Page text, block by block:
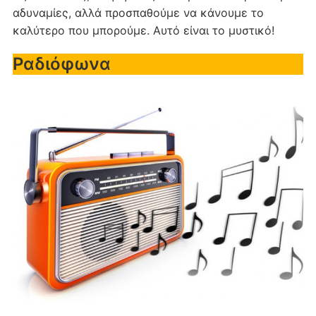
αδυναμίες, αλλά προσπαθούμε να κάνουμε το
καλύτερο που μπορούμε. Αυτό είναι το μυστικό!
Ραδιόφωνα